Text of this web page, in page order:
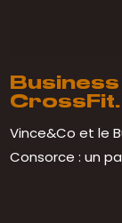
CrossFit.
Vince&Co et le
Consorce : un